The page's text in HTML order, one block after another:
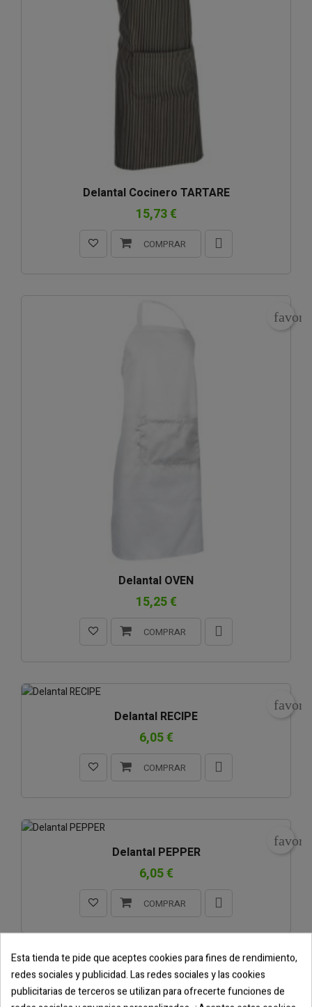
Delantal Cocinero TARTARE
15,73 €
COMPRAR
Delantal OVEN
15,25 €
COMPRAR
Delantal RECIPE
6,05 €
COMPRAR
Delantal PEPPER
6,05 €
COMPRAR
Delantal FLAMBE
Esta tienda te pide que aceptes cookies para fines de rendimiento,
redes sociales y publicidad. Las redes sociales y las cookies
publicitarias de terceros se utilizan para ofrecerte funciones de